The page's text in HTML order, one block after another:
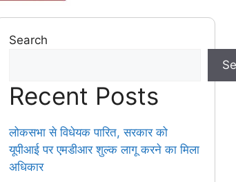
Search
Recent Posts
लोकसभा से विधेयक पारित, सरकार को
यूपीआई पर एमडीआर शुल्क लागू करने का मिला
अधिकार